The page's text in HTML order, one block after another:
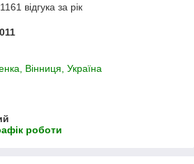
відгука за рік
Вінниця, Україна
роботи